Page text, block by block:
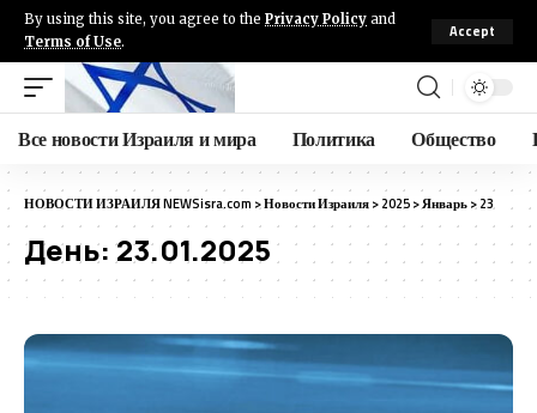
By using this site, you agree to the Privacy Policy and
Terms of Use.
Accept
Все новости Израиля и мира Политика Общество
НОВОСТИ ИЗРАИЛЯ NEWSisra.com >Новости Израиля>2025>Январь>23
День:23.01.2025